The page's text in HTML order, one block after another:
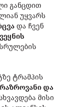
განცდით
უყვარს
და ჩვენ
ტრამპის
და
მისი